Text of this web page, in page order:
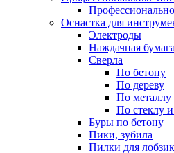
Оснастка для
Электроды
Наждачная бумага
Сверла
По бетону
По дереву
По металлу
По стеклу
Буры по бетону
Пики, зубила
Пилки для